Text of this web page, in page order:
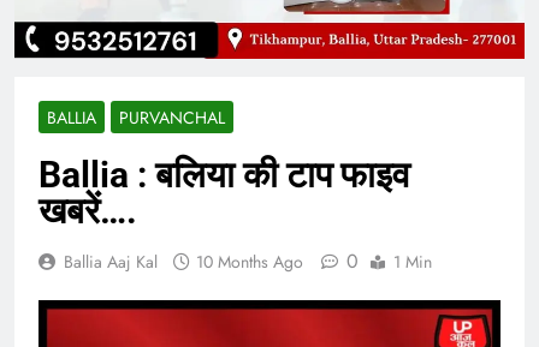
BALLIA PURVANCHAL
Ballia : बलिया की टाप फाइव
खबरें….
Ballia Aaj Kal 10 Months Ago 0 1 Min